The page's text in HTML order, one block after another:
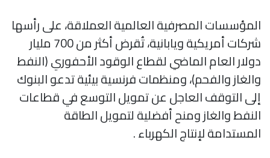
المؤسسات المصرفية العالمية العملاقة، على رأسها
شركات أمريكية ويابانية، تُقرض أكثر من 700 مليار
دولار العام الماضي لقطاع الوقود الأحفوري (النفط
والغاز والفحم)، ومنظمات فرنسية بيئية تدعو البنوك
إلى التوقف العاجل عن تمويل التوسع في قطاعات
النفط والغاز ومنح أفضلية لتمويل الطاقة
المستدامة لإنتاج الكهرباء .